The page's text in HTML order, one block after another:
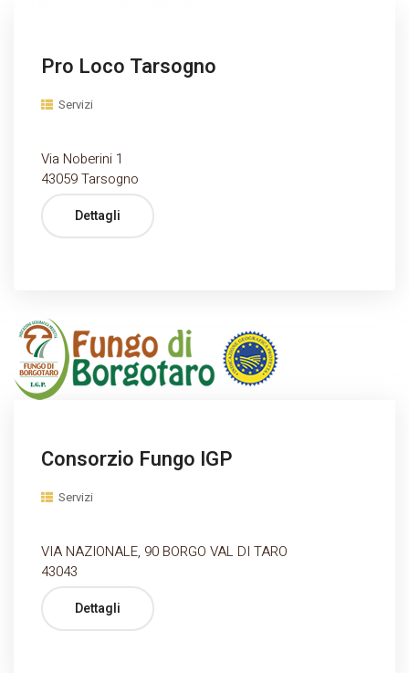
Pro Loco Tarsogno
Servizi
Via Noberini 1
43059 Tarsogno
Dettagli
Consorzio Fungo IGP
Servizi
VIA NAZIONALE, 90 BORGO VAL DI TARO
43043
Dettagli